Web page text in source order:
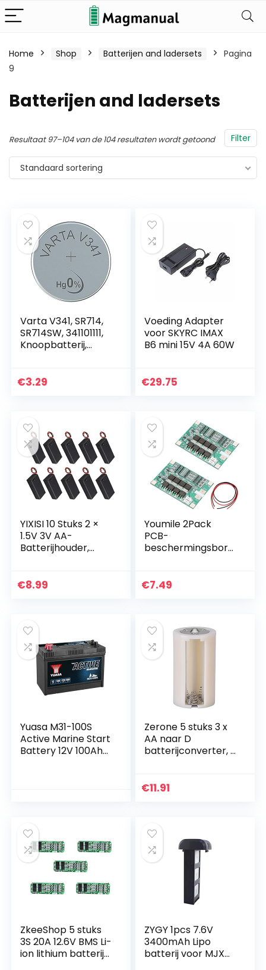
Home Shop Batterijen and ladersets
Pagina
9
Batterijen and ladersets
Filter
Resultaat 97–104 van de 104 resultaten wordt getoond
Standaard sortering
Varta V341, SR714,
SR714SW, 341101111,
Knoopbatterij,
mm, Hoogte 1,45
€3.29
Voeding Adapter
voor SKYRC IMAX
B6 mini 15V 4A 60W
€29.75
YIXISI 10 Stuks 2 ×
1.5V 3V AA-
Batterijhouder,
Hoes, AAN/UIT-
€8.99
Youmile 2Pack
PCB-
beschermingsbord
er PCB BMS-
€7.49
Yuasa M31-100S
Active Marine Start
Battery 12V 100Ah
Zerone 5 stuks 3 x
AA naar D
batterijconverter, 3
batterijhouder
€11.91
ZkeeShop 5 stuks
3S 20A 12.6V BMS Li-
ion lithium batterij
ZYGY 1pcs 7.6V
3400mAh Lipo
batterij voor MJX